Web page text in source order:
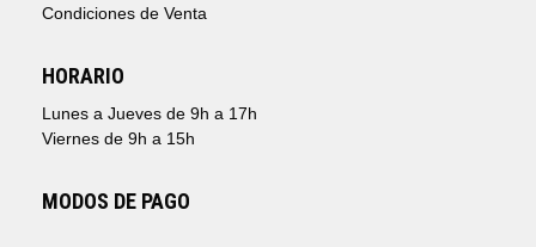
Condiciones de Venta
HORARIO
Lunes a Jueves de 9h a 17h
Viernes de 9h a 15h
MODOS DE PAGO